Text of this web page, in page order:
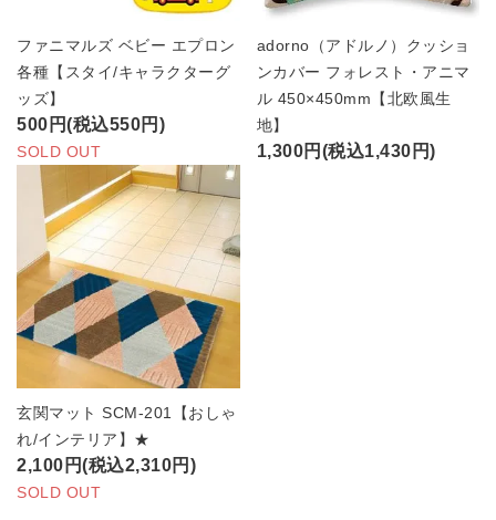
ファニマルズ ベビー エプロン
各種【スタイ/キャラクターグ
ッズ】
500円(税込550円)
SOLD OUT
adorno（アドルノ）クッショ
ンカバー フォレスト・アニマ
ル 450×450mm【北欧風生
地】
1,300円(税込1,430円)
玄関マット SCM-201【おしゃ
れ/インテリア】★
2,100円(税込2,310円)
SOLD OUT